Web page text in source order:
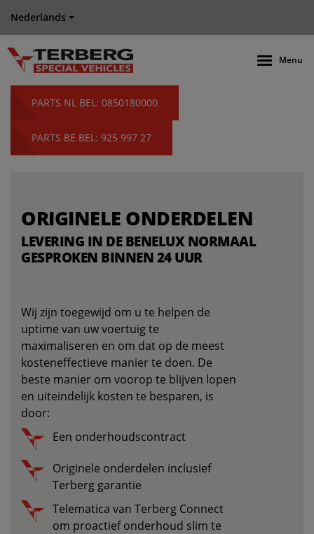
Nederlands
Menu
PARTS NL BEL: 0850180000
PARTS BE BEL: 925 997 27
ORIGINELE ONDERDELEN
LEVERING IN DE BENELUX NORMAAL
GESPROKEN BINNEN 24 UUR
Wij zijn toegewijd om u te helpen de
uptime van uw voertuig te
maximaliseren en om dat op de meest
kosteneffectieve manier te doen. De
beste manier om voorop te blijven lopen
en uiteindelijk kosten te besparen, is
door:
Een onderhoudscontract
Originele onderdelen inclusief
Terberg garantie
Telematica van Terberg Connect
om proactief onderhoud slim te